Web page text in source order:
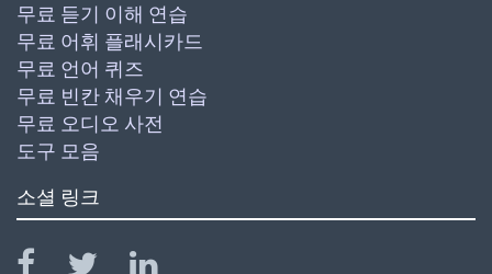
무료 듣기 이해 연습
무료 어휘 플래시카드
무료 언어 퀴즈
무료 빈칸 채우기 연습
무료 오디오 사전
도구 모음
소셜 링크